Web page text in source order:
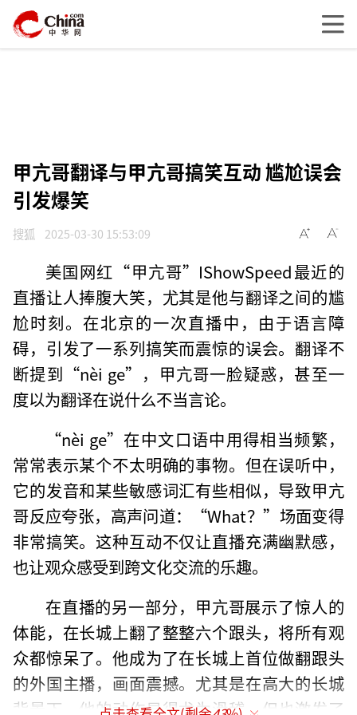
甲亢哥翻译与甲亢哥搞笑互动 尴尬误会
引发爆笑
搜狐 2025-03-30 15:53:09
美国网红“甲亢哥”IShowSpeed最近的
直播让人捧腹大笑，尤其是他与翻译之间的尴
尬时刻。在北京的一次直播中，由于语言障
碍，引发了一系列搞笑而震惊的误会。翻译不
断提到“nèi ge”，甲亢哥一脸疑惑，甚至一
度以为翻译在说什么不当言论。
“nèi ge”在中文口语中用得相当频繁，
常常表示某个不太明确的事物。但在误听中，
它的发音和某些敏感词汇有些相似，导致甲亢
哥反应夸张，高声问道：“What？”场面变得
非常搞笑。这种互动不仅让直播充满幽默感，
也让观众感受到跨文化交流的乐趣。
在直播的另一部分，甲亢哥展示了惊人的
体能，在长城上翻了整整六个跟头，将所有观
众都惊呆了。他成为了在长城上首位做翻跟头
的外国主播，画面震撼。尤其是在高大的长城
背景下，他的动作显得尤为滑稽，但也激发了